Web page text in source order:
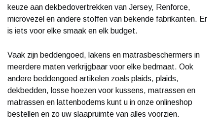
keuze aan dekbedovertrekken van Jersey, Renforce,
microvezel en andere stoffen van bekende fabrikanten. Er
is iets voor elke smaak en elk budget.
Vaak zijn beddengoed, lakens en matrasbeschermers in
meerdere maten verkrijgbaar voor elke bedmaat. Ook
andere beddengoed artikelen zoals plaids, plaids,
dekbedden, losse hoezen voor kussens, matrassen en
matrassen en lattenbodems kunt u in onze onlineshop
bestellen en zo uw slaapruimte van alles voorzien.